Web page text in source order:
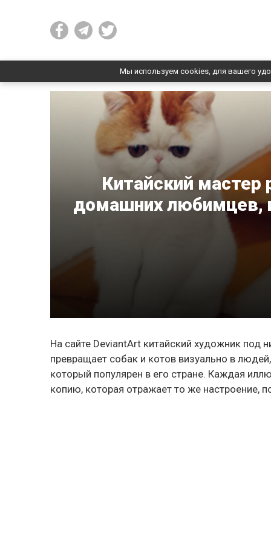
Мы используем cookies, для вашего
Китайский мастер
домашних любимцев,
На сайте DeviantArt китайский художник под
превращает собак и котов визуально в
который популярен в его стране. Каждая
копию, которая отражает то же настроение,